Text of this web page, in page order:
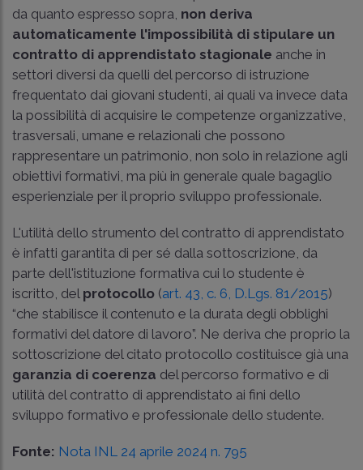
da quanto espresso sopra, non deriva
automaticamente l'impossibilità di stipulare un
contratto di apprendistato stagionale anche in
settori diversi da quelli del percorso di istruzione
frequentato dai giovani studenti, ai quali va invece data
la possibilità di acquisire le competenze organizzative,
trasversali, umane e relazionali che possono
rappresentare un patrimonio, non solo in relazione agli
obiettivi formativi, ma più in generale quale bagaglio
esperienziale per il proprio sviluppo professionale.
L'utilità dello strumento del contratto di apprendistato
è infatti garantita di per sé dalla sottoscrizione, da
parte dell'istituzione formativa cui lo studente è
iscritto, del protocollo (art. 43, c. 6, D.Lgs. 81/2015)
“che stabilisce il contenuto e la durata degli obblighi
formativi del datore di lavoro”. Ne deriva che proprio la
sottoscrizione del citato protocollo costituisce già una
garanzia di coerenza del percorso formativo e di
utilità del contratto di apprendistato ai fini dello
sviluppo formativo e professionale dello studente.
Fonte: Nota INL 24 aprile 2024 n. 795